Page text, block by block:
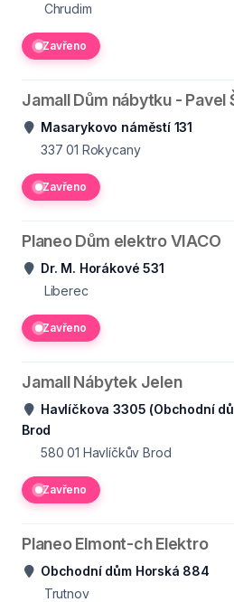
Chrudim
Zavřeno
Jamall Dům nábytku - Pavel
Masarykovo náměstí 131
337 01 Rokycany
Zavřeno
Planeo Dům elektro VIACO
Dr. M. Horákové 531
Liberec
Zavřeno
Jamall Nábytek Jelen
Havlíčkova 3305 (Obchodní
Brod
580 01 Havlíčkův Brod
Zavřeno
Planeo Elmont-ch Elektro
Obchodní dům Horská 884
Trutnov